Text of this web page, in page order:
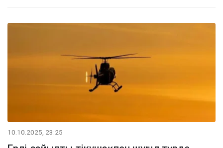
10.10.2025, 23:25